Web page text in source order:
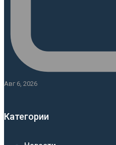
Авг 6, 2026
Категории